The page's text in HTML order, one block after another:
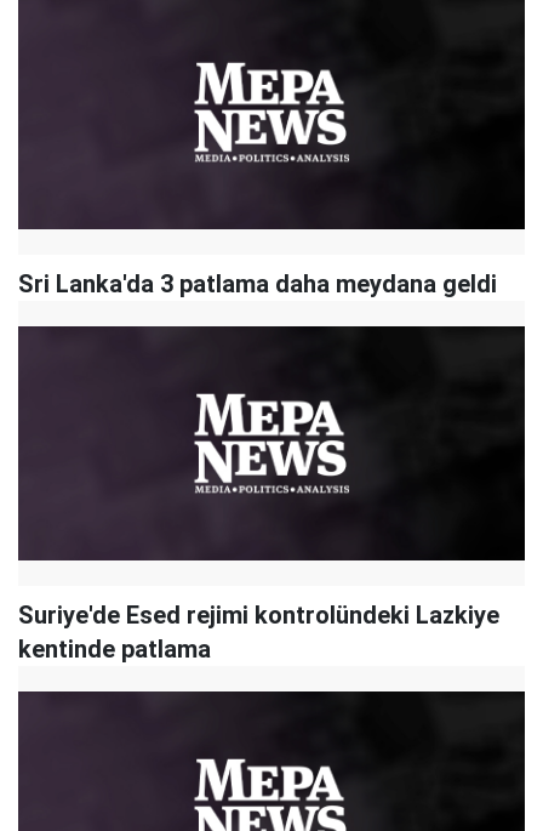
Sri Lanka'da 3 patlama daha meydana geldi
Suriye'de Esed rejimi kontrolündeki Lazkiye
kentinde patlama